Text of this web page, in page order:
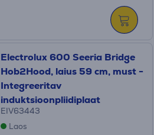
Electrolux 600 Seeria Bridge
Hob2Hood, laius 59 cm, must -
Integreeritav
induktsioonpliidiplaat
EIV63443
Laos